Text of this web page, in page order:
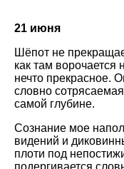
21 июня
Шёпот не
как там ворочается
нечто прекрасное.
словно
самой глубине.
Сознание мое
видений и
плоти под
подергивается